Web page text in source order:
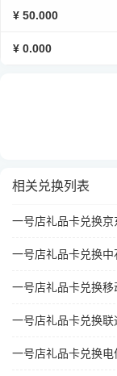
¥ 50.000
¥ 0.000
相关兑换列表
一号店礼品卡兑换京
一号店礼品卡兑换中
一号店礼品卡兑换移
一号店礼品卡兑换联
一号店礼品卡兑换电